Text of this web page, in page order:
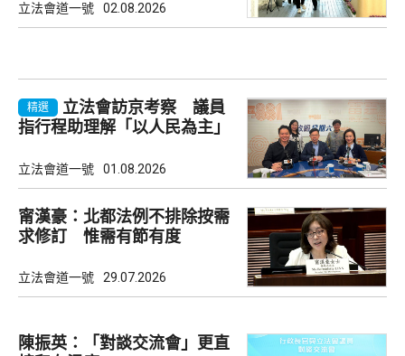
立法會道一號 02.08.2026
精選
立法會訪京考察 議員
指行程助理解「以人民為主」
立法會道一號 01.08.2026
甯漢豪：北都法例不排除按需
求修訂 惟需有節有度
立法會道一號 29.07.2026
陳振英：「對談交流會」更直